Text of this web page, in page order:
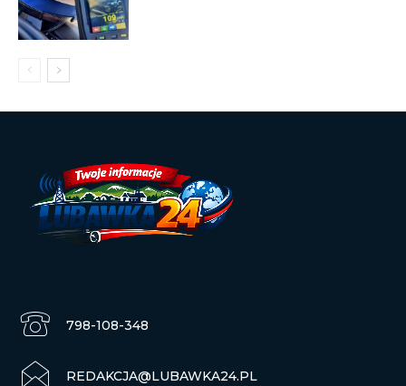
798-108-348
REDAKCJA@LUBAWKA24.PL